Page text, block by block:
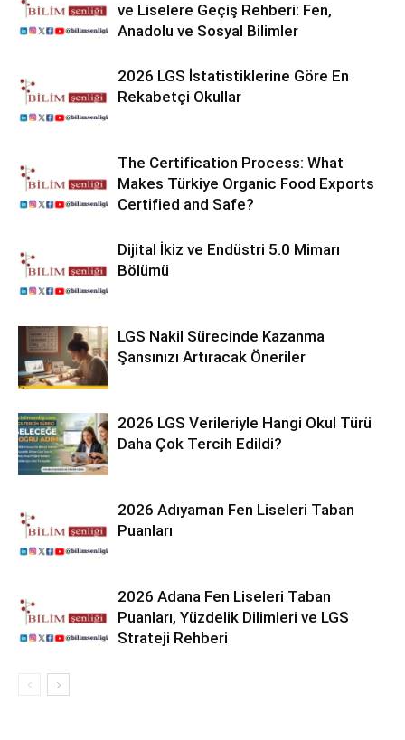
ve Liselere Geçiş Rehberi: Fen,
Anadolu ve Sosyal Bilimler
2026 LGS İstatistiklerine Göre En
Rekabetçi Okullar
The Certification Process: What
Makes Türkiye Organic Food Exports
Certified and Safe?
Dijital İkiz ve Endüstri 5.0 Mimarı
Bölümü
LGS Nakil Sürecinde Kazanma
Şansınızı Artıracak Öneriler
2026 LGS Verileriyle Hangi Okul Türü
Daha Çok Tercih Edildi?
2026 Adıyaman Fen Liseleri Taban
Puanları
2026 Adana Fen Liseleri Taban
Puanları, Yüzdelik Dilimleri ve LGS
Strateji Rehberi